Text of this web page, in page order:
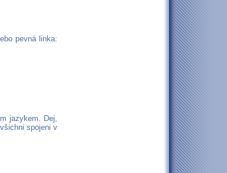
pevná linka:
jazykem. Dej,
spojeni v